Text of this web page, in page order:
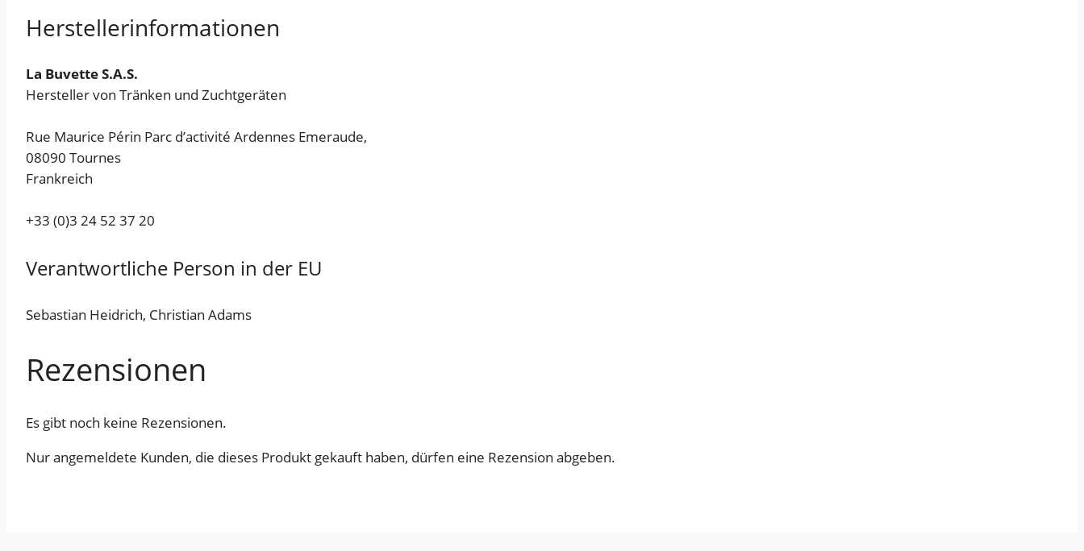
Herstellerinformationen
La Buvette S.A.S.
Hersteller von Tränken und Zuchtgeräten
Rue Maurice Périn Parc d’activité Ardennes Emeraude,
08090 Tournes
Frankreich
+33 (0)3 24 52 37 20
Verantwortliche Person in der EU
Sebastian Heidrich, Christian Adams
Rezensionen
Es gibt noch keine Rezensionen.
Nur angemeldete Kunden, die dieses Produkt gekauft haben, dürfen eine Rezension abgeben.